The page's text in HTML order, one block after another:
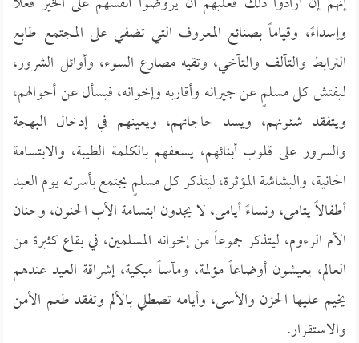
وإسداءً، وقياماً بصنائع المعروف التي تضفي على المجتمع طابع
الترابط والتآلف والتآخي، وتقيه مصارع السوء، وأوائل الشرور،
ليفتش كل مسلمٍ عن جيرانه وأقاربه وإخوانه، فيسأل عن أحوالهم،
ويتفقد شئونهم، ويسد حاجاتهم، ويعينهم في إدخال البهجة
والسرور على قلوب أبنائهم، يسعفهم بالكلمة الطيبة، والابتسامة
الحانية، والبشاشة المؤثرة، ليتذكر كل مسلمٍ يجتمع بأسرته يوم العيد
أطفالاً يتامى، ونساءً أيامى، لا يجدون ابتسامة الأب الحنون، وحنان
الأم الرءوم، ليتذكر جموعاً من إخوانه المسلمين، في بقاع كثيرة من
العالم، يعيشون أوضاعاً مؤلمة، ومآساً مبكية، إشراقة العيد عندهم
يخيم عليها الحزن والأسى، وأيامه تصطلي بالألم وتفقد طعم الأمن
والاستقرار.